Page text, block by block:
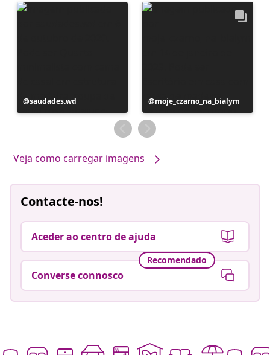
Postagem
publicada
saudades.wd
Postagem
publicada
por
moje_czarno_na_bialym
Veja como carregar imagens
Contacte-nos!
Aceder ao centro de ajuda
Recomendado
Converse connosco